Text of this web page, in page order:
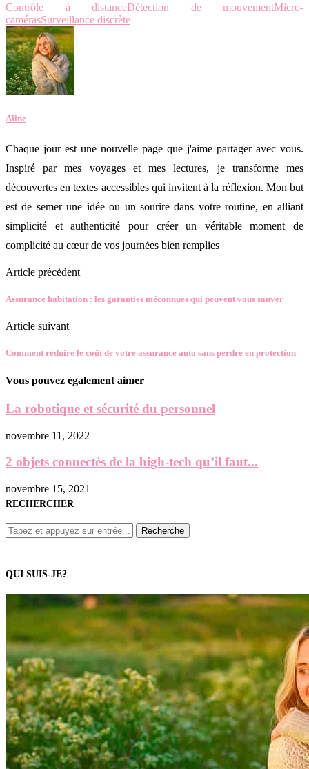
Contrôle à distanceDétection de mouvementMicro-
camérasSurveillance discrète
Aline
Chaque jour est une nouvelle page que j'aime partager avec vous.
Inspiré par mes voyages et mes lectures, je transforme mes
découvertes en textes accessibles qui invitent à la réflexion. Mon but
est de semer une idée ou un sourire dans votre routine, en alliant
simplicité et authenticité pour créer un véritable moment de
complicité au cœur de vos journées bien remplies
Article prècèdent
Assurance habitation : les garanties méconnues qui peuvent vous sauver
Article suivant
Comment réduire le coût de votre assurance auto sans perdre en protection
Vous pouvez également aimer
La robotique et sécurité du personnel
novembre 11, 2022
2 objets connectés de la high-tech qu’il faut...
novembre 15, 2021
RECHERCHER
QUI SUIS-JE?